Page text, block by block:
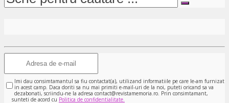
Imi dau consimtamantul sa fiu contactat(a), utilizand informatiile pe care le-am furnizat
in acest camp. Daca doriti sa nu mai primiti e-mail-uri de la noi, puteti oricand sa va
dezabonati, scriindu-ne la adresa contact@revistamemoria.ro. Prin consimtamant,
sunteti de acord cu Politica de confidentialitate.